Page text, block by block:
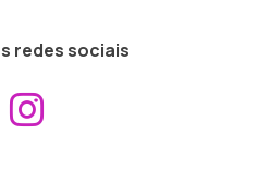
redes sociais
Aceder ao